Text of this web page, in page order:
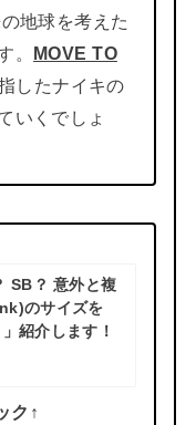
地球を考えた
。 MOVE TO
したナイキの
いくでしょ
SB？ 意外と複
のサイズを
紹介します！
ク↑